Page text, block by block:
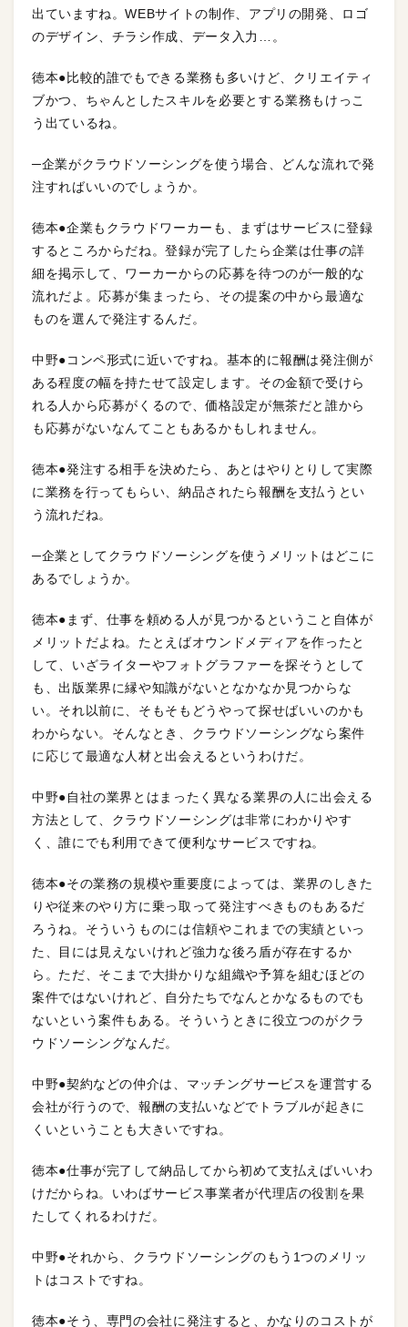
出ていますね。WEBサイトの制作、アプリの開発、ロゴ
のデザイン、チラシ作成、データ入力…。
徳本●比較的誰でもできる業務も多いけど、クリエイティ
ブかつ、ちゃんとしたスキルを必要とする業務もけっこ
う出ているね。
─企業がクラウドソーシングを使う場合、どんな流れで発
注すればいいのでしょうか。
徳本●企業もクラウドワーカーも、まずはサービスに登録
するところからだね。登録が完了したら企業は仕事の詳
細を掲示して、ワーカーからの応募を待つのが一般的な
流れだよ。応募が集まったら、その提案の中から最適な
ものを選んで発注するんだ。
中野●コンペ形式に近いですね。基本的に報酬は発注側が
ある程度の幅を持たせて設定します。その金額で受けら
れる人から応募がくるので、価格設定が無茶だと誰から
も応募がないなんてこともあるかもしれません。
徳本●発注する相手を決めたら、あとはやりとりして実際
に業務を行ってもらい、納品されたら報酬を支払うとい
う流れだね。
─企業としてクラウドソーシングを使うメリットはどこに
あるでしょうか。
徳本●まず、仕事を頼める人が見つかるということ自体が
メリットだよね。たとえばオウンドメディアを作ったと
して、いざライターやフォトグラファーを探そうとして
も、出版業界に縁や知識がないとなかなか見つからな
い。それ以前に、そもそもどうやって探せばいいのかも
わからない。そんなとき、クラウドソーシングなら案件
に応じて最適な人材と出会えるというわけだ。
中野●自社の業界とはまったく異なる業界の人に出会える
方法として、クラウドソーシングは非常にわかりやす
く、誰にでも利用できて便利なサービスですね。
徳本●その業務の規模や重要度によっては、業界のしきた
りや従来のやり方に乗っ取って発注すべきものもあるだ
ろうね。そういうものには信頼やこれまでの実績といっ
た、目には見えないけれど強力な後ろ盾が存在するか
ら。ただ、そこまで大掛かりな組織や予算を組むほどの
案件ではないけれど、自分たちでなんとかなるものでも
ないという案件もある。そういうときに役立つのがクラ
ウドソーシングなんだ。
中野●契約などの仲介は、マッチングサービスを運営する
会社が行うので、報酬の支払いなどでトラブルが起きに
くいということも大きいですね。
徳本●仕事が完了して納品してから初めて支払えばいいわ
けだからね。いわばサービス事業者が代理店の役割を果
たしてくれるわけだ。
中野●それから、クラウドソーシングのもう1つのメリッ
トはコストですね。
徳本●そう、専門の会社に発注すると、かなりのコストが